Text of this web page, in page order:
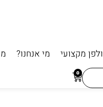
מי אנחנו?
0